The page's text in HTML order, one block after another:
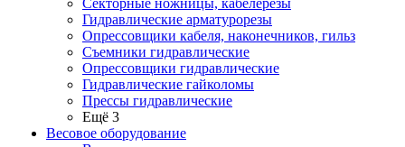
Секторные ножницы, кабелерезы
Гидравлические арматурорезы
Опрессовщики кабеля, наконечников, гильз
Съемники гидравлические
Опрессовщики гидравлические
Гидравлические гайколомы
Прессы гидравлические
Ещё 3
Весовое оборудование